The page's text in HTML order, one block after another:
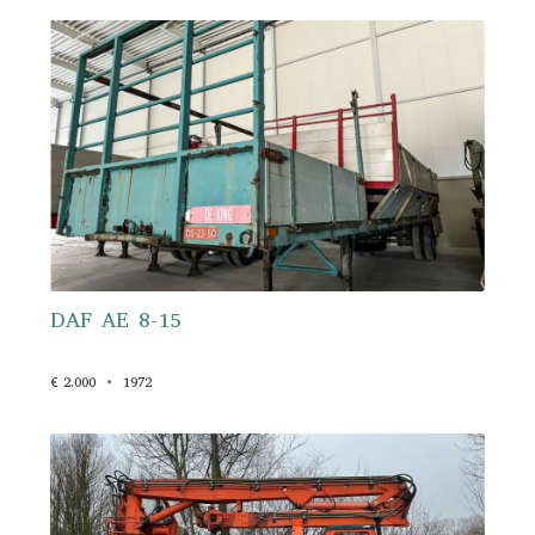
DAF AE 8-15
€ 2.000 1972